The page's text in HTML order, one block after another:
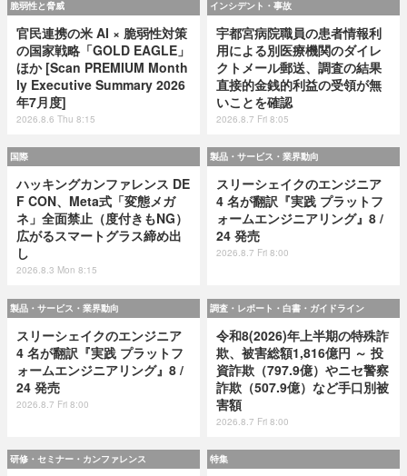
脆弱性と脅威
官民連携の米 AI × 脆弱性対策
の国家戦略「GOLD EAGLE」
ほか [Scan PREMIUM Month
ly Executive Summary 2026
年7月度]
2026.8.6 Thu 8:15
インシデント・事故
宇都宮病院職員の患者情報利
用による別医療機関のダイレ
クトメール郵送、調査の結果
直接的金銭的利益の受領が無
いことを確認
2026.8.7 Fri 8:05
国際
ハッキングカンファレンス DE
F CON、Meta式「変態メガ
ネ」全面禁止（度付きもNG）
広がるスマートグラス締め出
し
2026.8.3 Mon 8:15
製品・サービス・業界動向
スリーシェイクのエンジニア
4 名が翻訳『実践 プラットフ
ォームエンジニアリング』8 /
24 発売
2026.8.7 Fri 8:00
製品・サービス・業界動向
スリーシェイクのエンジニア
4 名が翻訳『実践 プラットフ
ォームエンジニアリング』8 /
24 発売
2026.8.7 Fri 8:00
調査・レポート・白書・ガイドライン
令和8(2026)年上半期の特殊詐
欺、被害総額1,816億円 ～ 投
資詐欺（797.9億）やニセ警察
詐欺（507.9億）など手口別被
害額
2026.8.7 Fri 8:00
研修・セミナー・カンファレンス 特集